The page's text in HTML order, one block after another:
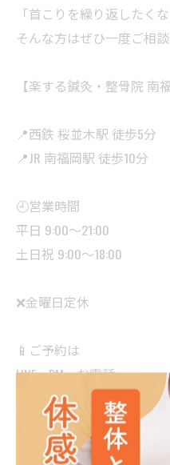
「首こりを繰り返したくな
そんな方はぜひ一度ご相談
【楽する鍼灸・整骨院 南
📍西鉄 桜並木駅 徒歩5分
📍JR 南福岡駅 徒歩10分
🕘営業時間
平日 9:00〜21:00
土日祝 9:00〜18:00
❌金曜日定休
📱ご予約は
LINE・DM・お電話・
ホットペッパー・ホーム
福岡市博多区・南福岡・